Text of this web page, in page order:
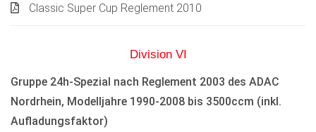
Classic Super Cup Reglement 2010
Division VI
Gruppe 24h-Spezial nach Reglement 2003 des ADAC
Nordrhein, Modelljahre 1990-2008 bis 3500ccm (inkl.
Aufladungsfaktor)